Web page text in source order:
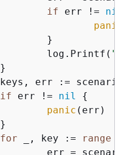
if err != nil
panic
			log.Printf(
if err != nil
{
panic (err)
for _, key := range